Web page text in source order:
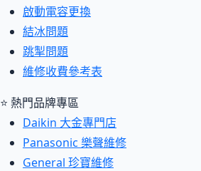
啟動電容更換
結冰問題
跳掣問題
維修收費參考表
⭐ 熱門品牌專區
Daikin 大金專門店
Panasonic 樂聲維修
General 珍寶維修